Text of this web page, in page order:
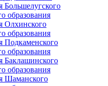
Большелугского
образования
Олхинского
образования
Подкаменского
образования
Баклашинского
образования
Шаманского